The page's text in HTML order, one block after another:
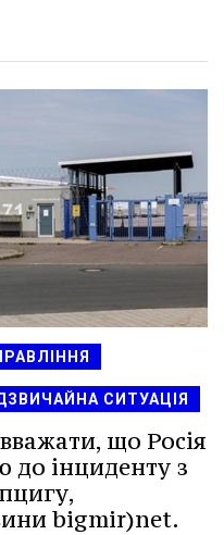
СИТУАЦІЯ
що Росія
інциденту з
bigmir)net.